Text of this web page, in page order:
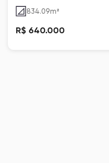
834.09m²
R$ 640.000